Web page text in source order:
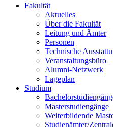
Fakultät
Aktuelles
Über die Fakultät
Leitung und Ämter
Personen
Technische
Veranstaltungsbüro
Alumni-Netzwerk
Lageplan
Studium
Masterstudiengänge
Weiterbildende
Studienämter/